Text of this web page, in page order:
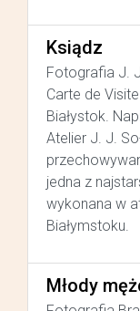
Ksiądz
Fotografia J.
Carte de
Białystok.
Atelier J. J.
jedna z
wykonana w
Białymstoku.
Młody